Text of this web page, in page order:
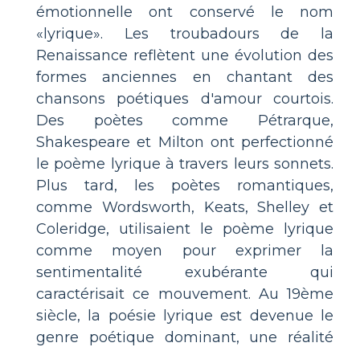
émotionnelle ont conservé le nom
«lyrique». Les troubadours de la
Renaissance reflètent une évolution des
formes anciennes en chantant des
chansons poétiques d'amour courtois.
Des poètes comme Pétrarque,
Shakespeare et Milton ont perfectionné
le poème lyrique à travers leurs sonnets.
Plus tard, les poètes romantiques,
comme Wordsworth, Keats, Shelley et
Coleridge, utilisaient le poème lyrique
comme moyen pour exprimer la
sentimentalité exubérante qui
caractérisait ce mouvement. Au 19ème
siècle, la poésie lyrique est devenue le
genre poétique dominant, une réalité